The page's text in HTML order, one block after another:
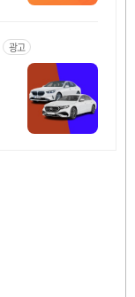
광고